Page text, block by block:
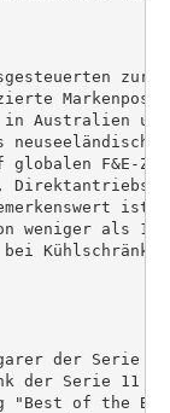
zur
Australien und
F&E-
ist,
weniger als
Kühlschränken
der Serie
der Serie 11
"Best of the